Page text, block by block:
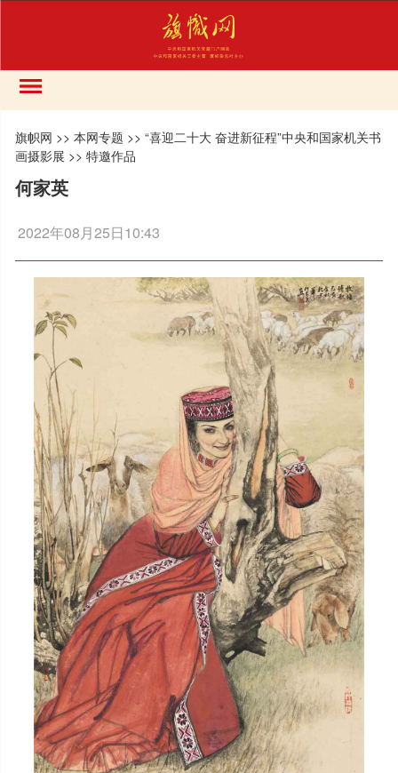
旗帜网 >>本网专题 >>“喜迎二十大 奋进新征程”中央和国家机关书
画摄影展 >>特邀作品
何家英
2022年08月25日10:43